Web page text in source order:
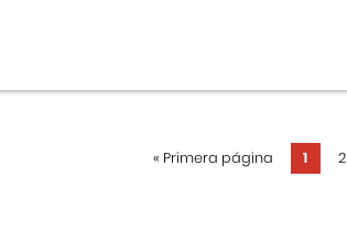
« Primera página 1 2